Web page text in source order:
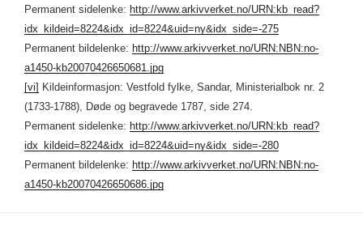
Permanent sidelenke: http://www.arkivverket.no/URN:kb_read?
idx_kildeid=8224&idx_id=8224&uid=ny&idx_side=-275
Permanent bildelenke: http://www.arkivverket.no/URN:NBN:no-
a1450-kb20070426650681.jpg
[vi] Kildeinformasjon: Vestfold fylke, Sandar, Ministerialbok nr. 2
(1733-1788), Døde og begravede 1787, side 274.
Permanent sidelenke: http://www.arkivverket.no/URN:kb_read?
idx_kildeid=8224&idx_id=8224&uid=ny&idx_side=-280
Permanent bildelenke: http://www.arkivverket.no/URN:NBN:no-
a1450-kb20070426650686.jpg